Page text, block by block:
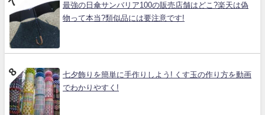
最強の日傘サンバリア100の販売店舗はどこ?楽天は偽
物って本当?類似品には要注意です!
七夕飾りを簡単に手作りしよう! くす玉の作り方を動画
でわかりやすく!